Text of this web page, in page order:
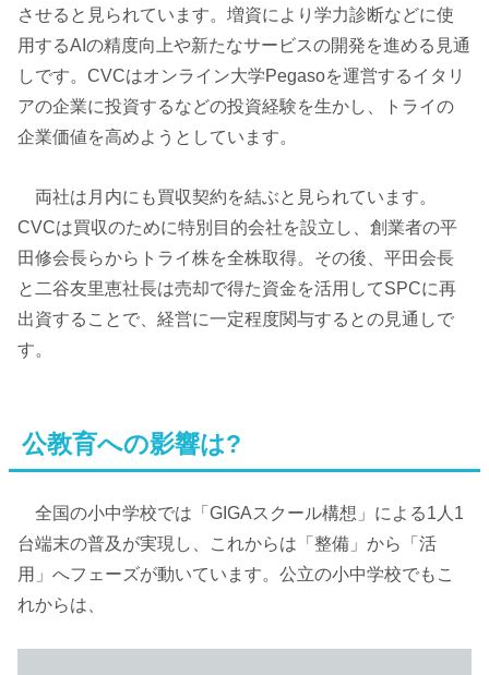
させると見られています。増資により学力診断などに使
用するAIの精度向上や新たなサービスの開発を進める見通
しです。CVCはオンライン大学Pegasoを運営するイタリ
アの企業に投資するなどの投資経験を生かし、トライの
企業価値を高めようとしています。
両社は月内にも買収契約を結ぶと見られています。
CVCは買収のために特別目的会社を設立し、創業者の平
田修会長らからトライ株を全株取得。その後、平田会長
と二谷友里恵社長は売却で得た資金を活用してSPCに再
出資することで、経営に一定程度関与するとの見通しで
す。
公教育への影響は?
全国の小中学校では「GIGAスクール構想」による1人1
台端末の普及が実現し、これからは「整備」から「活
用」へフェーズが動いています。公立の小中学校でもこ
れからは、